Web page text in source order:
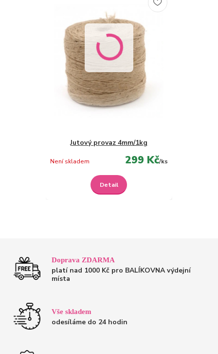
Jutový provaz 4mm/1kg
299 Kč/ks
Není skladem
Detail
Doprava ZDARMA
platí nad 1000 Kč pro BALÍKOVNA výdejní
místa
Vše skladem
odesíláme do 24 hodin